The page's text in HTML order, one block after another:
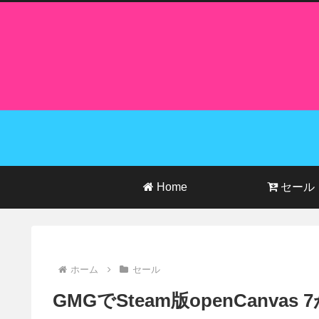
Home セール
ホーム セール
GMGでSteam版openCanvas